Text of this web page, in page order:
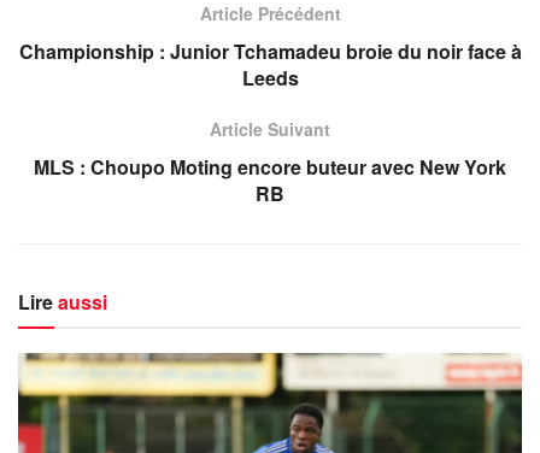
Article Précédent
Championship : Junior Tchamadeu broie du noir face à
Leeds
Article Suivant
MLS : Choupo Moting encore buteur avec New York
RB
Lireaussi